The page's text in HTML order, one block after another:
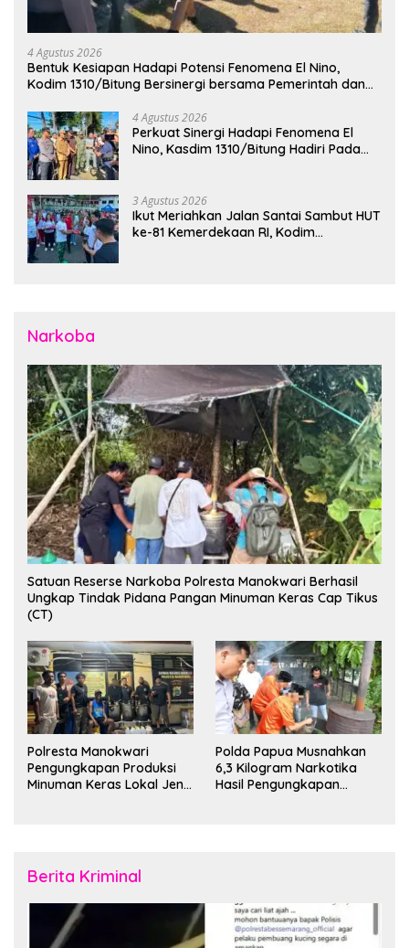
4 Agustus 2026
Bentuk Kesiapan Hadapi Potensi Fenomena El Nino,
Kodim 1310/Bitung Bersinergi bersama Pemerintah dan
Bencana
4 Agustus 2026
Perkuat Sinergi Hadapi Fenomena El
Nino, Kasdim 1310/Bitung Hadiri Pada
3 Agustus 2026
Ikut Meriahkan Jalan Santai Sambut HUT
ke-81 Kemerdekaan RI, Kodim
Narkoba
Satuan Reserse Narkoba Polresta Manokwari Berhasil
Ungkap Tindak Pidana Pangan Minuman Keras Cap Tikus
(CT)
Polresta Manokwari
Pengungkapan Produksi
Minuman Keras Lokal Jenis
Polda Papua Musnahkan
6,3 Kilogram Narkotika
Hasil Pengungkapan
Berita Kriminal